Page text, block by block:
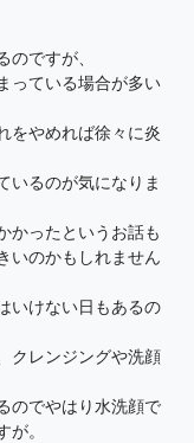
のですが、
っている場合が多い
をやめれば徐々に炎
いるのが気になりま
かったというお話も
いのかもしれません
いけない日もあるの
クレンジングや洗顔
のでやはり水洗顔で
が。